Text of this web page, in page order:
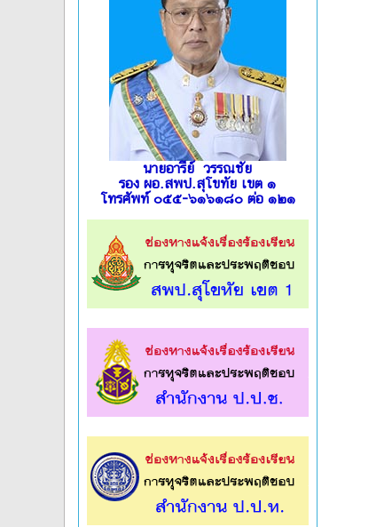
นายอารีย์ วรรณชัย
รอง ผอ.สพป.สุโขทัย เขต ๑
โทรศัพท์ ๐๕๕-๖๑๖๑๘๐ ต่อ ๑๒๑